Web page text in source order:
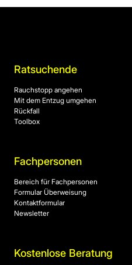
Ratsuchende
Rauchstopp angehen
Mit dem Entzug umgehen
Rückfall
Toolbox
Fachpersonen
Bereich für Fachpersonen
Formular Überweisung
Kontaktformular
Newsletter
Kostenlose Beratung